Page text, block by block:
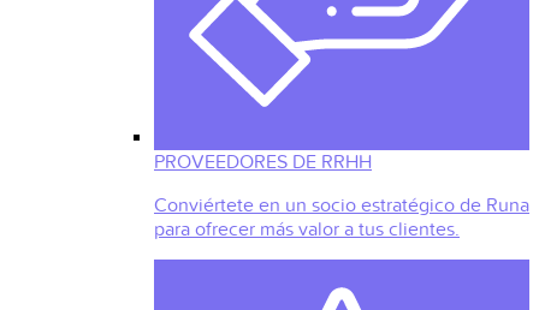
PROVEEDORES DE RRHH
Conviértete en un socio estratégico de Runa
para ofrecer más valor a tus clientes.